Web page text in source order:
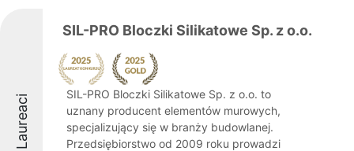
Laureaci
SIL-PRO Bloczki Silikatowe Sp. z o.o.
SIL-PRO Bloczki Silikatowe Sp. z o.o. to
uznany producent elementów murowych,
specjalizujący się w branży budowlanej.
Przedsiębiorstwo od 2009 roku prowadzi